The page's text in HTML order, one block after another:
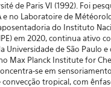
de Paris VI (1992). Foi
e no Laboratoire de
do Instituto
em 2020, continua ativo
Universidade de São Paulo e
Max Planck Institute for
se em
convecção tropical, com